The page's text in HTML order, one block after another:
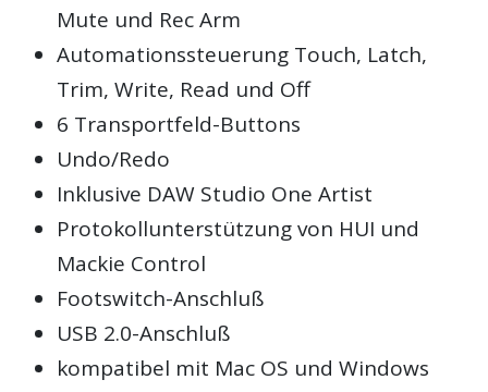
Mute und Rec Arm
Automationssteuerung Touch, Latch,
Trim, Write, Read und Off
6 Transportfeld-Buttons
Undo/Redo
Inklusive DAW Studio One Artist
Protokollunterstützung von HUI und
Mackie Control
Footswitch-Anschluß
USB 2.0-Anschluß
kompatibel mit Mac OS und Windows